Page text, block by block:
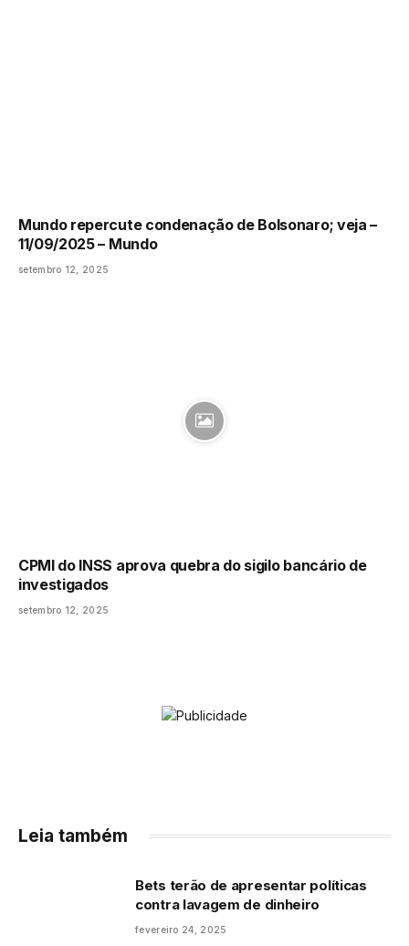
Mundo repercute condenação de Bolsonaro; veja –
11/09/2025 – Mundo
setembro 12, 2025
CPMI do INSS aprova quebra do sigilo bancário de
investigados
setembro 12, 2025
Leia também
Bets terão de apresentar políticas
contra lavagem de dinheiro
fevereiro 24, 2025